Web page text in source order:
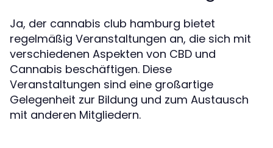
Ja, der cannabis club hamburg bietet
regelmäßig Veranstaltungen an, die sich mit
verschiedenen Aspekten von CBD und
Cannabis beschäftigen. Diese
Veranstaltungen sind eine großartige
Gelegenheit zur Bildung und zum Austausch
mit anderen Mitgliedern.